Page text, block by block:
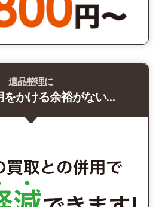
遺品整理に
をかける余裕がない…